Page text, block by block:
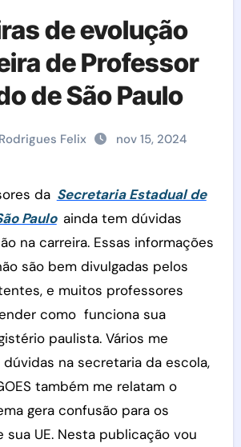
de evolução
de Professor
de São Paulo
Felix nov 15, 2024
da Secretaria Estadual de
Paulo ainda tem dúvidas
na carreira. Essas informações
são bem divulgadas pelos
e muitos professores
como funciona sua
paulista. Vários me
na secretaria da escola,
também me relatam o
gera confusão para os
sua UE. Nesta publicação vou